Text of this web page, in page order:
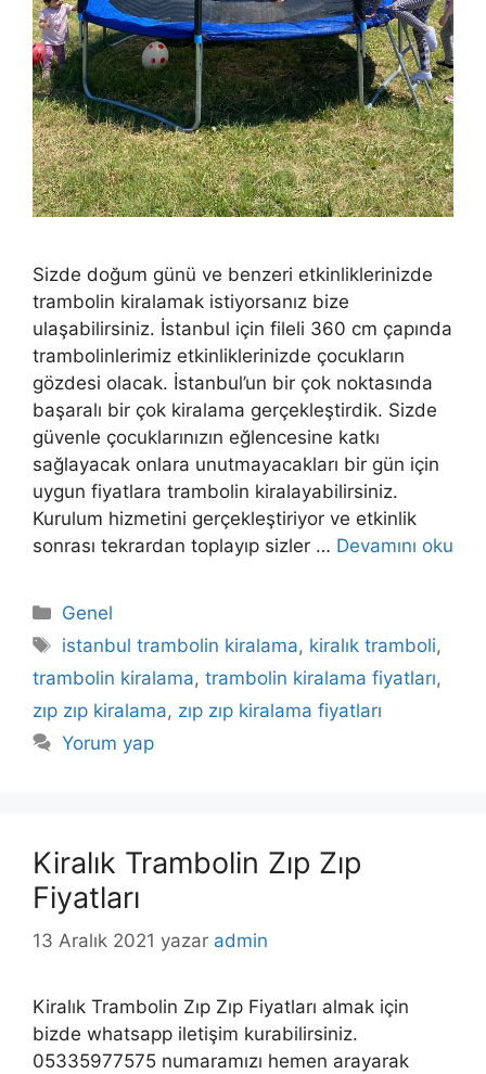
Sizde doğum günü ve benzeri etkinliklerinizde
trambolin kiralamak istiyorsanız bize
ulaşabilirsiniz. İstanbul için fileli 360 cm çapında
trambolinlerimiz etkinliklerinizde çocukların
gözdesi olacak. İstanbul’un bir çok noktasında
başaralı bir çok kiralama gerçekleştirdik. Sizde
güvenle çocuklarınızın eğlencesine katkı
sağlayacak onlara unutmayacakları bir gün için
uygun fiyatlara trambolin kiralayabilirsiniz.
Kurulum hizmetini gerçekleştiriyor ve etkinlik
sonrası tekrardan toplayıp sizler … Devamını oku
Kategoriler
Genel
Etiketler
istanbul trambolin kiralama, kiralık tramboli,
trambolin kiralama, trambolin kiralama fiyatları,
zıp zıp kiralama, zıp zıp kiralama fiyatları
Yorum yap
Kiralık Trambolin Zıp Zıp
Fiyatları
13 Aralık 2021 yazar admin
Kiralık Trambolin Zıp Zıp Fiyatları almak için
bizde whatsapp iletişim kurabilirsiniz.
05335977575 numaramızı hemen arayarak